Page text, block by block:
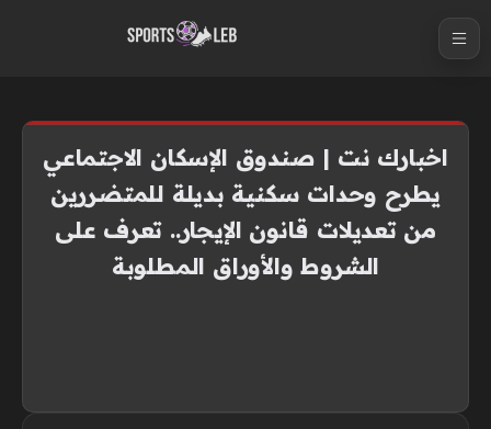
اخبارك نت | صندوق الإسكان الاجتماعي
يطرح وحدات سكنية بديلة للمتضررين
من تعديلات قانون الإيجار.. تعرف على
الشروط والأوراق المطلوبة